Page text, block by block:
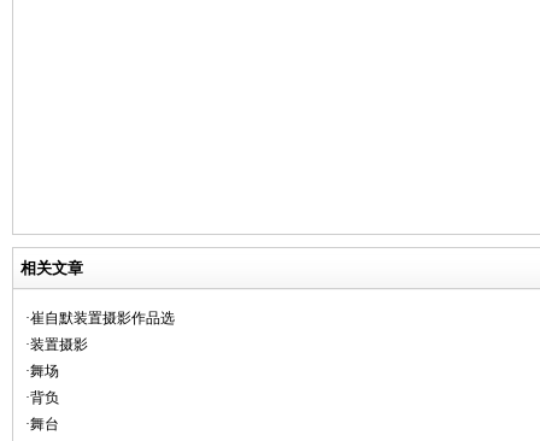
相关文章
·崔自默装置摄影作品选
·装置摄影
·舞场
·背负
·舞台